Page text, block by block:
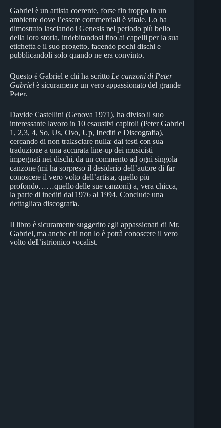
Gabriel è un artista coerente, forse fin troppo in un
ambiente dove l’essere commerciali è vitale. Lo ha
dimostrato lasciando i Genesis nel periodo più bello
della loro storia, indebitandosi fino ai capelli per la sua
etichetta e il suo progetto, facendo pochi dischi e
pubblicandoli solo quando ne era convinto.
Questo è Gabriel e chi ha scritto Le canzoni di Peter
Gabriel è sicuramente un vero appassionato del grande
Peter.
Davide Castellini (Genova 1971), ha diviso il suo
interessante lavoro in 10 esaustivi capitoli (Peter Gabriel
1, 2,3, 4, So, Us, Ovo, Up, Inediti e Discografia),
cercando di non tralasciare nulla: dai testi con sua
traduzione a una accurata line-up dei musicisti
impegnati nei dischi, da un commento ad ogni singola
canzone (mi ha sorpreso il desiderio dell’autore di far
conoscere il vero volto dell’artista, quello più
profondo……quello delle sue canzoni) a, vera chicca,
la parte di inediti dal 1976 al 1994. Conclude una
dettagliata discografia.
Il libro è sicuramente suggerito agli appassionati di Mr.
Gabriel, ma anche chi non lo è potrà conoscere il vero
volto dell’istrionico vocalist.